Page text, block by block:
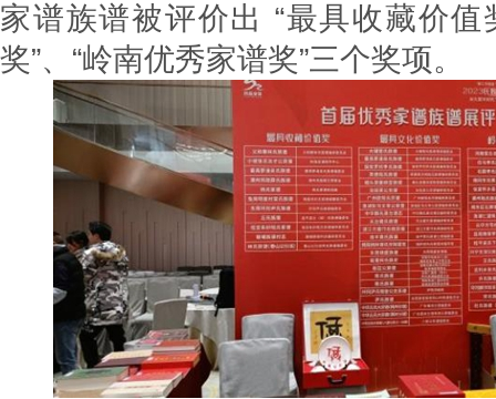
家谱族谱被评价出 “最具收藏价值
奖”、“岭南优秀家谱奖”三个奖项。